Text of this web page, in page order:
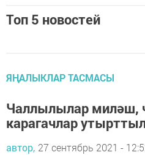
Топ 5 новостей
ЯҢАЛЫКЛАР ТАСМАСЫ
Чаллылылар
карагачлар
автор, 27 сентябрь 2021 -